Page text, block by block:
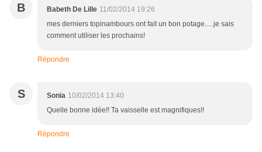
B Babeth De Lille 11/02/2014 19:26
mes derniers topinambours ont fait un bon potage.....je sais
comment utiliser les prochains!
Répondre
S Sonia 10/02/2014 13:40
Quelle bonne idée!! Ta vaisselle est magnifiques!!
Répondre